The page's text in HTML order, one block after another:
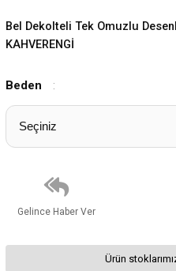
Bel Dekolteli Tek Omuzlu
KAHVERENGİ
Beden :
Gelince Haber Ver
Ürün